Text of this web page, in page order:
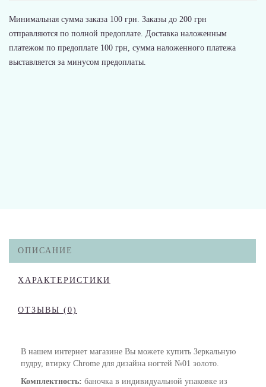
Минимальная сумма заказа 100 грн. Заказы до 200 грн
отправляются по полной предоплате. Доставка наложенным
платежом по предоплате 100 грн, сумма наложенного платежа
выставляется за минусом предоплаты.
ОПИСАНИЕ
ХАРАКТЕРИСТИКИ
ОТЗЫВЫ (0)
В нашем интернет магазине Вы можете купить Зеркальную
пудру, втирку Chrome для дизайна ногтей №01 золото.
Комплектность: баночка в индивидуальной упаковке из